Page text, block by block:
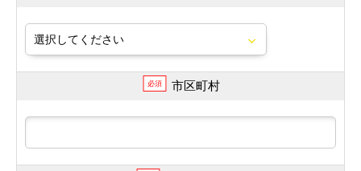
必須 市区町村